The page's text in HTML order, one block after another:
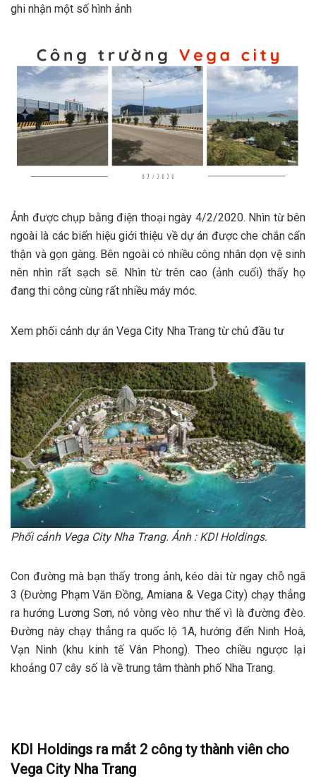
ghi nhận một số hình ảnh
Ảnh được chụp bằng điện thoại ngày 4/2/2020. Nhìn từ bên
ngoài là các biển hiệu giới thiệu về dự án được che chắn cẩn
thận và gọn gàng. Bên ngoài có nhiều công nhân dọn vệ sinh
nên nhìn rất sạch sẽ. Nhìn từ trên cao (ảnh cuối) thấy họ
đang thi công cùng rất nhiều máy móc.
Xem phối cảnh dự án Vega City Nha Trang từ chủ đầu tư
Phối cảnh Vega City Nha Trang. Ảnh : KDI Holdings.
Con đường mà bạn thấy trong ảnh, kéo dài từ ngay chỗ ngã
3 (Đường Phạm Văn Đồng, Amiana & Vega City) chạy thẳng
ra hướng Lương Sơn, nó vòng vèo như thế vì là đường đèo.
Đường này chạy thẳng ra quốc lộ 1A, hướng đến Ninh Hoà,
Vạn Ninh (khu kinh tế Vân Phong). Theo chiều ngược lại
khoảng 07 cây số là về trung tâm thành phố Nha Trang.
KDI Holdings ra mắt 2 công ty thành viên cho
Vega City Nha Trang